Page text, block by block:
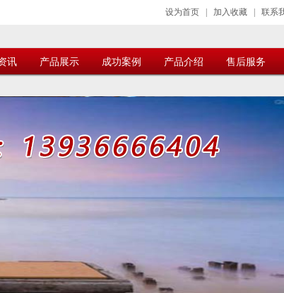
设为首页 加入收藏 联系
讯 产品展示 成功案例 产品介绍 售后服务